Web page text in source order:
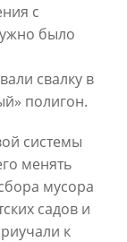
с
было
свалку в
полигон.
системы
менять
мусора
садов и
к